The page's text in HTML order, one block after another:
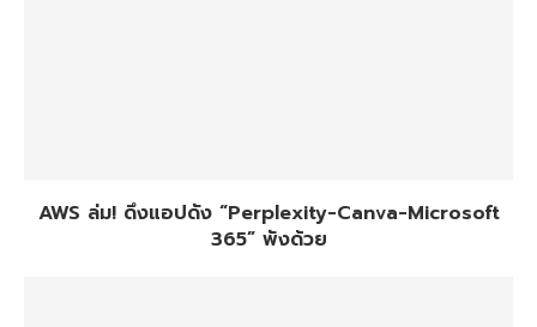
AWS ล่ม! ดึงแอปดัง “Perplexity-Canva-Microsoft
365” พังด้วย